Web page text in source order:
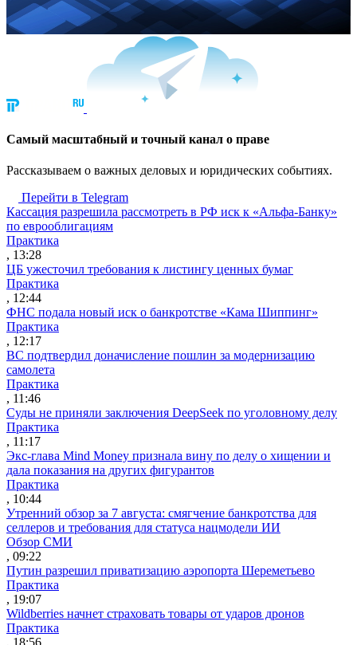
Cамый масштабный и точный канал о праве
Рассказываем о важных деловых и юридических событиях.
Перейти в Telegram
Кассация разрешила рассмотреть в РФ иск к «Альфа-Банку»
по еврооблигациям
Практика
, 13:28
ЦБ ужесточил требования к листингу ценных бумаг
Практика
, 12:44
ФНС подала новый иск о банкротстве «Кама Шиппинг»
Практика
, 12:17
ВС подтвердил доначисление пошлин за модернизацию
самолета
Практика
, 11:46
Суды не приняли заключения DeepSeek по уголовному делу
Практика
, 11:17
Экс-глава Mind Money признала вину по делу о хищении и
дала показания на других фигурантов
Практика
, 10:44
Утренний обзор за 7 августа: смягчение банкротства для
селлеров и требования для статуса нацмодели ИИ
Обзор СМИ
, 09:22
Путин разрешил приватизацию аэропорта Шереметьево
Практика
, 19:07
Wildberries начнет страховать товары от ударов дронов
Практика